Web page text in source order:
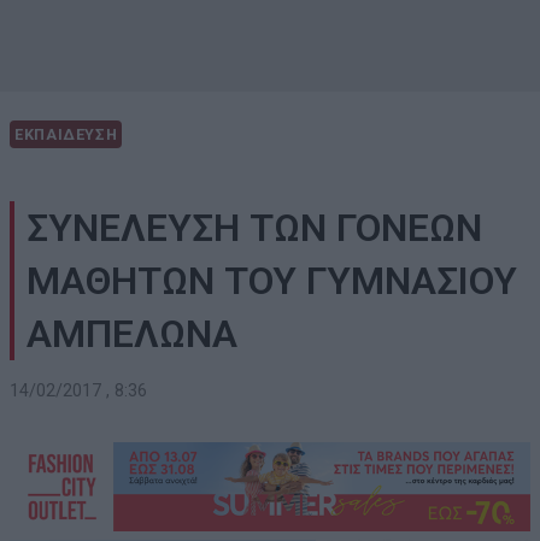
ΕΚΠΑΙΔΕΥΣΗ
ΣΥΝΕΛΕΥΣΗ ΤΩΝ ΓΟΝΕΩΝ
ΜΑΘΗΤΩΝ ΤΟΥ ΓΥΜΝΑΣΙΟΥ
ΑΜΠΕΛΩΝΑ
14/02/2017 , 8:36